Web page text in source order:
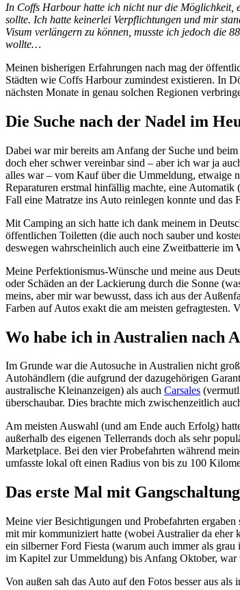
In Coffs Harbour hatte ich nicht nur die Möglichkeit,
sollte. Ich hatte keinerlei Verpflichtungen und mir
Visum verlängern zu können, musste ich jedoch die
wollte…
Meinen bisherigen Erfahrungen nach mag der
Städten wie Coffs Harbour zumindest existieren. In
nächsten Monate in genau solchen Regionen
Die Suche nach der Nadel im
Dabei war mir bereits am Anfang der Suche und
doch eher schwer vereinbar sind – aber ich war ja
alles war – vom Kauf über die Ummeldung, etwaige
Reparaturen erstmal hinfällig machte, eine
Fall eine Matratze ins Auto reinlegen konnte und das
Mit Camping an sich hatte ich dank meinem in
öffentlichen Toiletten (die auch noch sauber und
deswegen wahrscheinlich auch eine Zweitbatterie im
Meine Perfektionismus-Wünsche und meine aus
oder Schäden an der Lackierung durch die Sonne
meins, aber mir war bewusst, dass ich aus der
Farben auf Autos exakt die am meisten
Wo habe ich in Australien nach
Im Grunde war die Autosuche in Australien nicht
Autohändlern (die aufgrund der dazugehörigen
australische Kleinanzeigen) als auch Carsales
überschaubar. Dies brachte mich zwischenzeitlich
Am meisten Auswahl (und am Ende auch Erfolg)
außerhalb des eigenen Tellerrands doch als sehr
Marketplace. Bei den vier Probefahrten während
umfasste lokal oft einen Radius von bis zu 100
Das erste Mal mit
Meine vier Besichtigungen und Probefahrten
mit mir kommuniziert hatte (wobei Australier da eher
ein silberner Ford Fiesta (warum auch immer als
im Kapitel zur Ummeldung) bis Anfang Oktober, war
Von außen sah das Auto auf den Fotos besser aus